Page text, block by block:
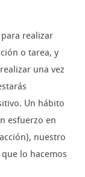
realizar
o tarea, y
una vez
Un hábito
esfuerzo en
nuestro
lo hacemos